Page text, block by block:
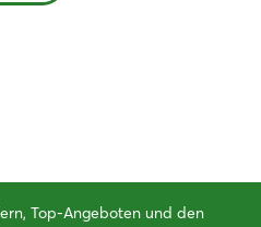
Top-Angeboten und den